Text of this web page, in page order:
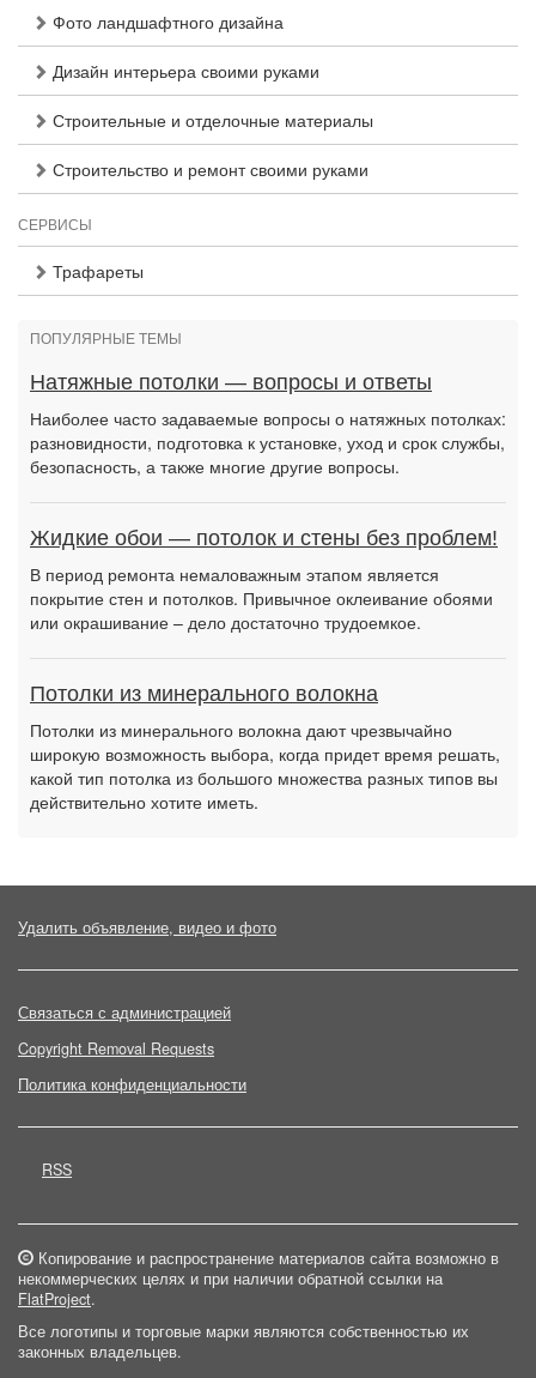
Фото ландшафтного дизайна
Дизайн интерьера своими руками
Строительные и отделочные материалы
Строительство и ремонт своими руками
СЕРВИСЫ
Трафареты
ПОПУЛЯРНЫЕ ТЕМЫ
Натяжные потолки — вопросы и ответы
Наиболее часто задаваемые вопросы о натяжных потолках:
разновидности, подготовка к установке, уход и срок службы,
безопасность, а также многие другие вопросы.
Жидкие обои — потолок и стены без проблем!
В период ремонта немаловажным этапом является
покрытие стен и потолков. Привычное оклеивание обоями
или окрашивание – дело достаточно трудоемкое.
Потолки из минерального волокна
Потолки из минерального волокна дают чрезвычайно
широкую возможность выбора, когда придет время решать,
какой тип потолка из большого множества разных типов вы
действительно хотите иметь.
Удалить объявление, видео и фото
Связаться с администрацией
Copyright Removal Requests
Политика конфиденциальности
RSS
Копирование и распространение материалов сайта возможно в
некоммерческих целях и при наличии обратной ссылки на
FlatProject.
Все логотипы и торговые марки являются собственностью их
законных владельцев.